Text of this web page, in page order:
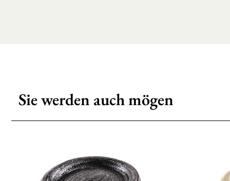
Sie werden auch mögen